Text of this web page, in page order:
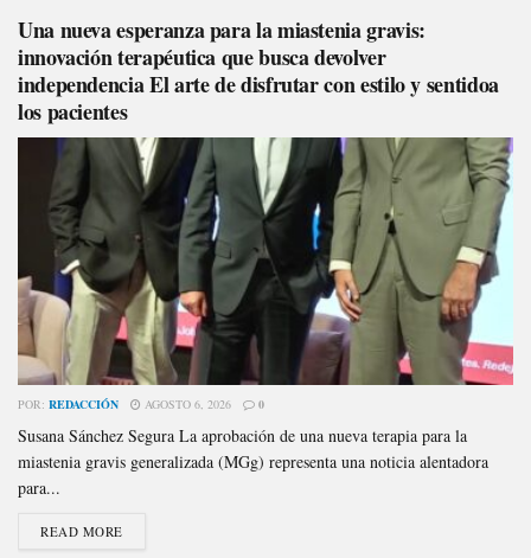
Una nueva esperanza para la miastenia gravis:
innovación terapéutica que busca devolver
independencia El arte de disfrutar con estilo y sentidoa
los pacientes
POR: REDACCIÓN AGOSTO 6, 2026 0
Susana Sánchez Segura La aprobación de una nueva terapia para la
miastenia gravis generalizada (MGg) representa una noticia alentadora
para...
READ MORE